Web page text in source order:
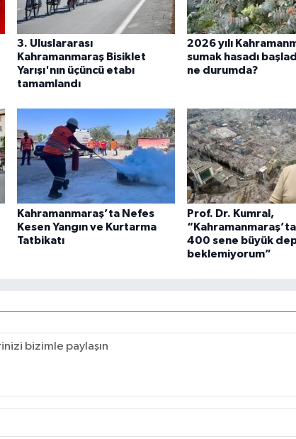
3. Uluslararası
Kahramanmaraş Bisiklet
Yarışı'nın üçüncü etabı
tamamlandı
2026 yılı
sumak hasadı
ne durumda?
Kahramanmaraş’ta Nefes
Kesen Yangın ve Kurtarma
Tatbikatı
Prof. Dr. Kumral,
400 sene büyük
beklemiyorum”